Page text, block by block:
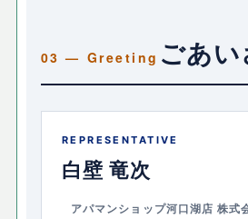
ごあい
REPRESENTATIVE
白壁 竜次
アパマンショップ河口湖店 株式